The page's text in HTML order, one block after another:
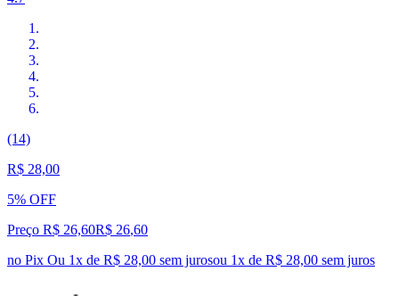
(14)
R$ 28,00
5% OFF
Preço R$ 26,60R$ 26,60
no Pix Ou 1x de R$ 28,00 sem jurosou 1x de R$ 28,00 sem juros